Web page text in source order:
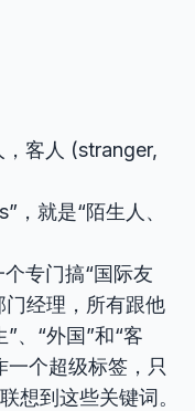
，客人 (stranger,
，就是“陌生人、
专门搞“国际友
门经理，所有跟他
、“外国”和“客
一个超级标签，只
想到这些关键词。